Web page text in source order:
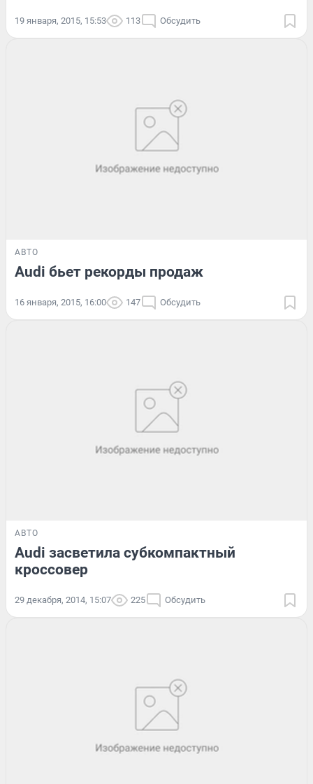
19 января, 2015, 15:53 113 Обсудить
АВТО
Audi бьет рекорды продаж
16 января, 2015, 16:00 147 Обсудить
АВТО
Audi засветила субкомпактный
кроссовер
29 декабря, 2014, 15:07 225 Обсудить